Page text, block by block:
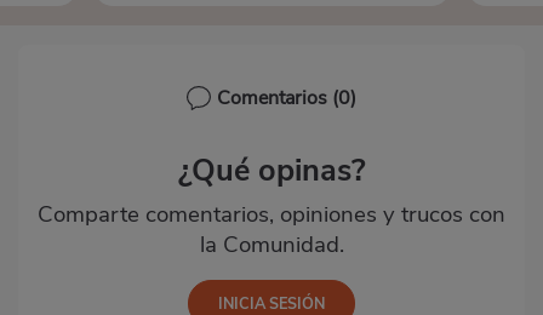
Comentarios (0)
¿Qué opinas?
Comparte comentarios, opiniones y trucos con
la Comunidad.